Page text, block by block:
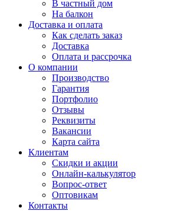
В частный дом
На балкон
Доставка и оплата
Как сделать заказ
Доставка
Оплата и рассрочка
О компании
Производство
Гарантия
Портфолио
Отзывы
Реквизиты
Вакансии
Карта сайта
Клиентам
Скидки и акции
Онлайн-калькулятор
Вопрос-ответ
Оптовикам
Контакты